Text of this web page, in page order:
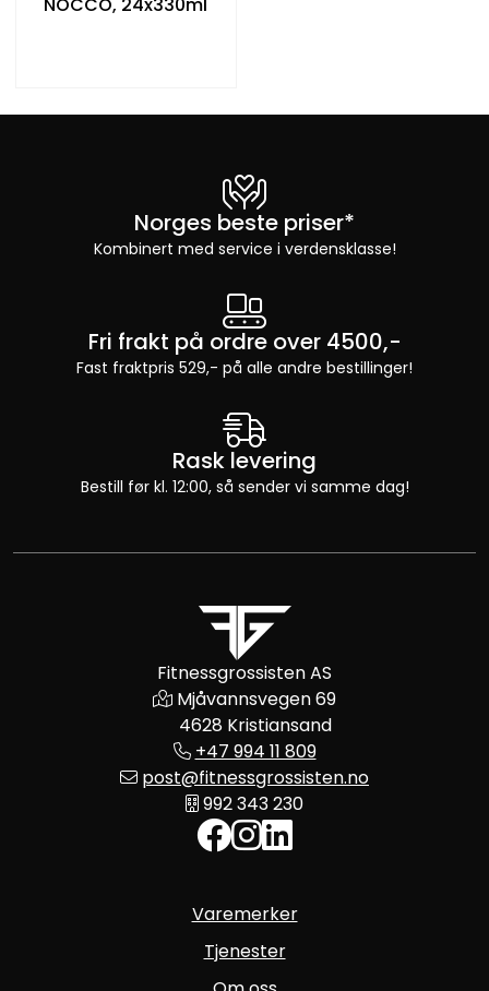
Norges beste priser*
Kombinert med service i verdensklasse!
Fri frakt på ordre over 4500,-
Fast fraktpris 529,- på alle andre bestillinger!
Rask levering
Bestill før kl. 12:00, så sender vi samme dag!
Fitnessgrossisten AS
Mjåvannsvegen 69
4628 Kristiansand
+47 994 11 809
post@fitnessgrossisten.no
992 343 230
Varemerker
Tjenester